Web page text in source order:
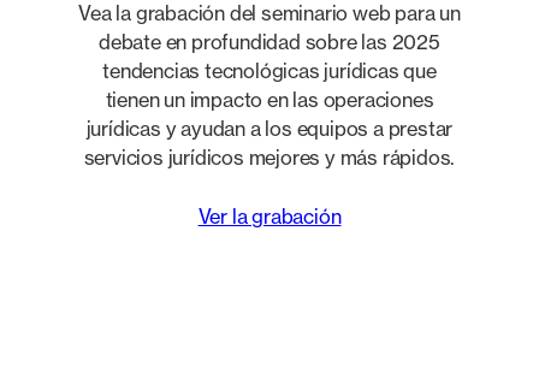
Vea la grabación del seminario web para un
debate en profundidad sobre las 2025
tendencias tecnológicas jurídicas que
tienen un impacto en las operaciones
jurídicas y ayudan a los equipos a prestar
servicios jurídicos mejores y más rápidos.
Ver la grabación